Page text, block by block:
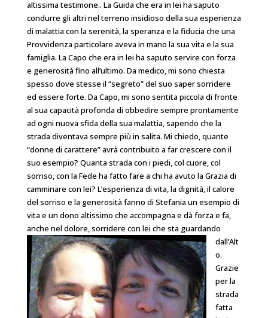
altissima testimone.. La Guida che era in lei ha saputo
condurre gli altri nel terreno insidioso della sua esperienza
di malattia con la serenità, la speranza e la fiducia che una
Provvidenza particolare aveva in mano la sua vita e la sua
famiglia. La Capo che era in lei ha saputo servire con forza
e generosità fino all’ultimo. Da medico, mi sono chiesta
spesso dove stesse il “segreto” del suo saper sorridere
ed essere forte. Da Capo, mi sono sentita piccola di fronte
al sua capacità profonda di obbedire sempre prontamente
ad ogni nuova sfida della sua malattia, sapendo che la
strada diventava sempre più in salita. Mi chiedo, quante
“donne di carattere” avrà contribuito a far crescere con il
suo esempio? Quanta strada con i piedi, col cuore, col
sorriso, con la Fede ha fatto fare a chi ha avuto la Grazia di
camminare con lei? L’esperienza di vita, la dignità, il calore
del sorriso e la generosità fanno di Stefania un esempio di
vita e un dono altissimo che accompagna e dà forza e fa,
anche nel dolore, sorridere con lei che sta guardando
dall’Alt
o.
Grazie
per la
strada
fatta